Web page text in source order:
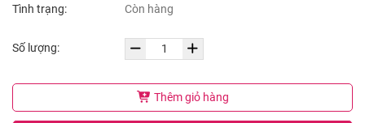
Tình trạng: Còn hàng
Số lượng:
Thêm giỏ hàng